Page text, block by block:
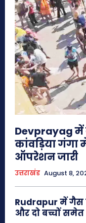
Devprayag
कांवड़िया गंगा
ऑपरेशन जारी
उत्तराखंड August 8,
Rudrapur में गैस
और दो बच्चों